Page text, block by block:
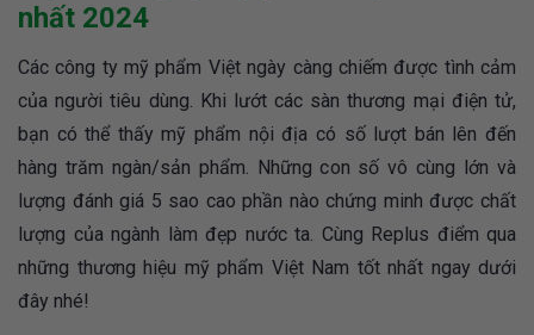
nhất 2024
Các công ty mỹ phẩm Việt ngày càng chiếm được tình cảm
của người tiêu dùng. Khi lướt các sàn thương mại điện tử,
bạn có thể thấy mỹ phẩm nội địa có số lượt bán lên đến
hàng trăm ngàn/sản phẩm. Những con số vô cùng lớn và
lượng đánh giá 5 sao cao phần nào chứng minh được chất
lượng của ngành làm đẹp nước ta. Cùng Replus điểm qua
những thương hiệu mỹ phẩm Việt Nam tốt nhất ngay dưới
đây nhé!